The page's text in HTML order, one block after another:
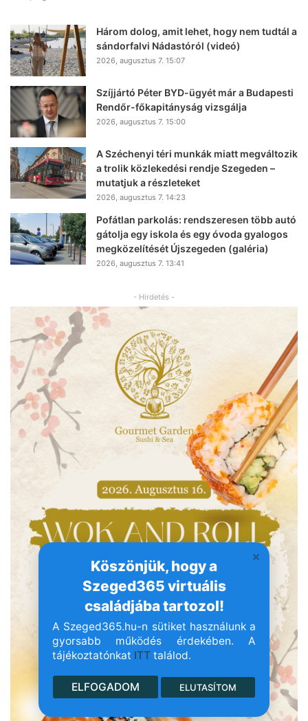
Köszönjük, hogy a
Szeged365 virtuális
családjába tartozol!
A Szeged365.hu-n sütiket használunk a
gyorsabb működés érdekében. A
tájékoztatónkat ITT találod.
ELFOGADOM ELUTASÍTOM
Három dolog, amit lehet, hogy nem tudtál a
sándorfalvi Nádastóról (videó)
2026, augusztus 7. 15:07
Szíjjártó Péter BYD-ügyét már a Budapesti
Rendőr-főkapitányság vizsgálja
2026, augusztus 7. 15:00
A Széchenyi téri munkák miatt megváltozik
a trolik közlekedési rendje Szegeden –
mutatjuk a részleteket
2026, augusztus 7. 14:23
Pofátlan parkolás: rendszeresen több autó
gátolja egy iskola és egy óvoda gyalogos
megközelítését Újszegeden (galéria)
2026, augusztus 7. 13:41
- Hirdetés -